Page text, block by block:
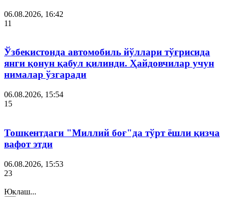
06.08.2026, 16:42
11
Ўзбекистонда автомобиль йўллари тўғрисида
янги қонун қабул қилинди. Ҳайдовчилар учун
нималар ўзгаради
06.08.2026, 15:54
15
Тошкентдаги "Миллий боғ"да тўрт ёшли қизча
вафот этди
06.08.2026, 15:53
23
Юклаш...